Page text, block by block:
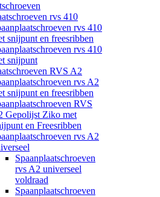
rvs 410
rvs 410
snijpunt en freesribben
rvs 410
snijpunt
RVS A2
rvs A2
snijpunt en freesribben
RVS
Gepolijst Ziko met
en Freesribben
rvs A2
Spaanplaatschroeven
rvs A2 universeel
voldraad
Spaanplaatschroeven